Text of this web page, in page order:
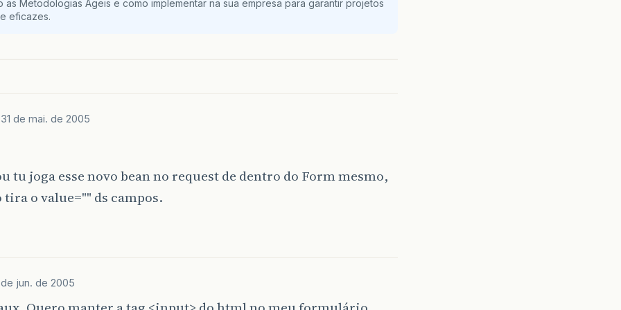
as Metodologias Ágeis e como implementar na sua empresa para garantir projetos
eficazes.
31 de mai. de 2005
tu joga esse novo bean no request de dentro do Form mesmo,
tira o value="" ds campos.
de jun. de 2005